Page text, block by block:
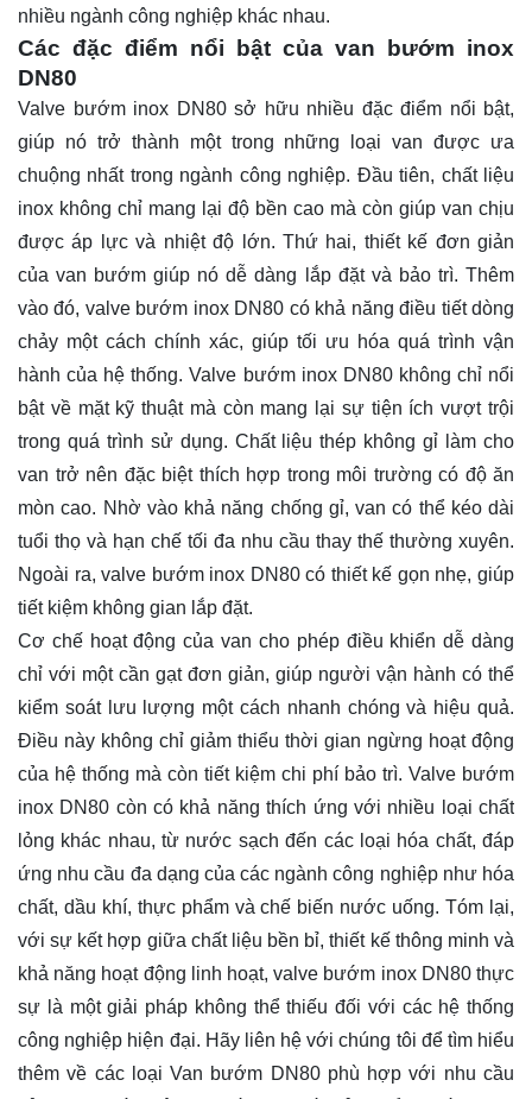
nhiều ngành công nghiệp khác nhau.
Các đặc điểm nổi bật của van bướm inox
DN80
Valve bướm inox DN80 sở hữu nhiều đặc điểm nổi bật,
giúp nó trở thành một trong những loại van được ưa
chuộng nhất trong ngành công nghiệp. Đầu tiên, chất liệu
inox không chỉ mang lại độ bền cao mà còn giúp van chịu
được áp lực và nhiệt độ lớn. Thứ hai, thiết kế đơn giản
của van bướm giúp nó dễ dàng lắp đặt và bảo trì. Thêm
vào đó, valve bướm inox DN80 có khả năng điều tiết dòng
chảy một cách chính xác, giúp tối ưu hóa quá trình vận
hành của hệ thống. Valve bướm inox DN80 không chỉ nổi
bật về mặt kỹ thuật mà còn mang lại sự tiện ích vượt trội
trong quá trình sử dụng. Chất liệu thép không gỉ làm cho
van trở nên đặc biệt thích hợp trong môi trường có độ ăn
mòn cao. Nhờ vào khả năng chống gỉ, van có thể kéo dài
tuổi thọ và hạn chế tối đa nhu cầu thay thế thường xuyên.
Ngoài ra, valve bướm inox DN80 có thiết kế gọn nhẹ, giúp
tiết kiệm không gian lắp đặt.
Cơ chế hoạt động của van cho phép điều khiển dễ dàng
chỉ với một cần gạt đơn giản, giúp người vận hành có thể
kiểm soát lưu lượng một cách nhanh chóng và hiệu quả.
Điều này không chỉ giảm thiểu thời gian ngừng hoạt động
của hệ thống mà còn tiết kiệm chi phí bảo trì. Valve bướm
inox DN80 còn có khả năng thích ứng với nhiều loại chất
lỏng khác nhau, từ nước sạch đến các loại hóa chất, đáp
ứng nhu cầu đa dạng của các ngành công nghiệp như hóa
chất, dầu khí, thực phẩm và chế biến nước uống. Tóm lại,
với sự kết hợp giữa chất liệu bền bỉ, thiết kế thông minh và
khả năng hoạt động linh hoạt, valve bướm inox DN80 thực
sự là một giải pháp không thể thiếu đối với các hệ thống
công nghiệp hiện đại. Hãy liên hệ với chúng tôi để tìm hiểu
thêm về các loại Van bướm DN80 phù hợp với nhu cầu